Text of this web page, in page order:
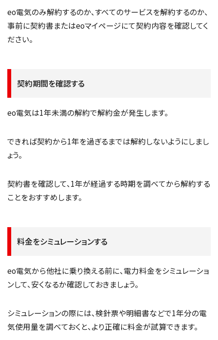
eo電気のみ解約するのか、すべてのサービスを解約するのか、
事前に契約書またはeoマイページにて契約内容を確認してく
ださい。
契約期間を確認する
eo電気は1年未満の解約で解約金が発生します。
できれば契約から1年を過ぎるまでは解約しないようにしまし
ょう。
契約書を確認して、1年が経過する時期を調べてから解約する
ことをおすすめします。
料金をシミュレーションする
eo電気から他社に乗り換える前に、電力料金をシミュレーショ
ンして、安くなるか確認しておきましょう。
シミュレーションの際には、検針票や明細書などで1年分の電
気使用量を調べておくと、より正確に料金が試算できます。